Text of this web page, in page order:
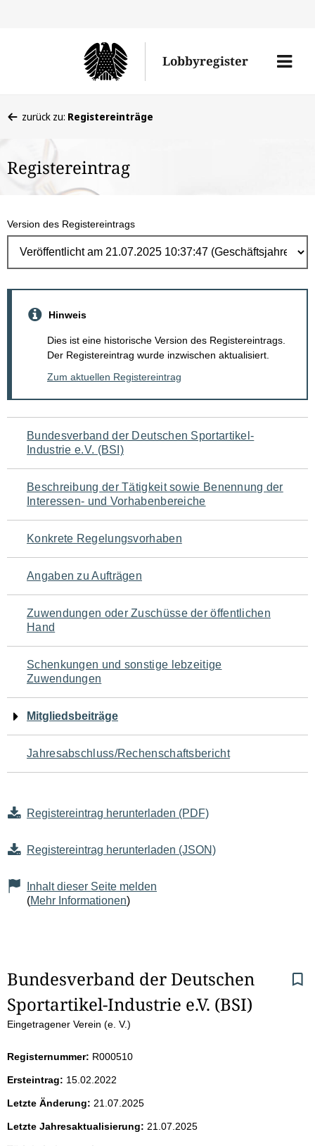
Lobbyregister
Menü
befinden
hier:
zurück zu: Registereinträge
Registereintrag
Version des Registereintrags
Hinweis
Dies ist eine historische Version des Registereintrags.
Der Registereintrag wurde inzwischen aktualisiert.
Zum aktuellen Registereintrag
Navigation
für
den
Seiteninhalt
Bundesverband der Deutschen Sportartikel-
Industrie e.V. (BSI)
Beschreibung der Tätigkeit sowie Benennung der
Interessen- und Vorhabenbereiche
Konkrete Regelungsvorhaben
Angaben zu Aufträgen
Zuwendungen oder Zuschüsse der öffentlichen
Hand
Schenkungen und sonstige lebzeitige
Zuwendungen
Mitgliedsbeiträge
Jahresabschluss/Rechenschaftsbericht
Registereintrag herunterladen (PDF)
Registereintrag herunterladen (JSON)
Inhalt dieser Seite melden
(Mehr Informationen)
S
e
t
e
n
Bundesverband der Deutschen
Sportartikel-Industrie e.V. (BSI)
Eingetragener Verein (e. V.)
Registernummer: R000510
Ersteintrag: 15.02.2022
Letzte Änderung: 21.07.2025
Letzte Jahresaktualisierung: 21.07.2025